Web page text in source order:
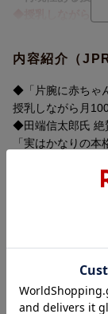
◆授乳しながらス
株式投資で稼ぐ「
1.マクロ環境の理
世界経済がどっち
2.テーマの設定
最もお金が集まり
3.セクターの選定
4.トップ企業の売
業界トップ級の企
育休中に株式投
元手240万円から
内容紹介（
◆「片腕に赤ちゃ
授乳しながら月
◆田端信太郎氏 絶
「実はかなりの本
「再現性ある投
◆授乳しながらス
240万を資産4億
株式投資で稼ぐ「
1マクロ環境の理解
世界経済がどっ
2テーマの設定
最もお金が集まり